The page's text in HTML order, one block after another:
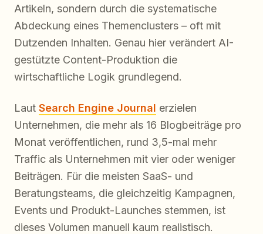
Artikeln, sondern durch die systematische
Abdeckung eines Themenclusters – oft mit
Dutzenden Inhalten. Genau hier verändert AI-
gestützte Content-Produktion die
wirtschaftliche Logik grundlegend.
Laut Search Engine Journal erzielen
Unternehmen, die mehr als 16 Blogbeiträge pro
Monat veröffentlichen, rund 3,5-mal mehr
Traffic als Unternehmen mit vier oder weniger
Beiträgen. Für die meisten SaaS- und
Beratungsteams, die gleichzeitig Kampagnen,
Events und Produkt-Launches stemmen, ist
dieses Volumen manuell kaum realistisch.